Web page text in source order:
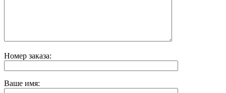
Номер заказа:
Ваше имя: